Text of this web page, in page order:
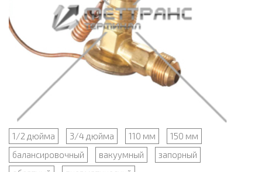
1/2 дюйма 3/4 дюйма 110 мм
150 мм
балансировочный
вакуумный
запорный